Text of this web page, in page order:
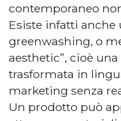
contemporaneo
Esiste infatti anche
greenwashing, o
aesthetic”, cioè
trasformata in
marketing senza
Un prodotto può